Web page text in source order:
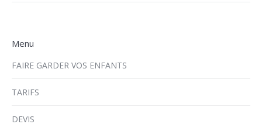
Menu
FAIRE GARDER VOS ENFANTS
TARIFS
DEVIS